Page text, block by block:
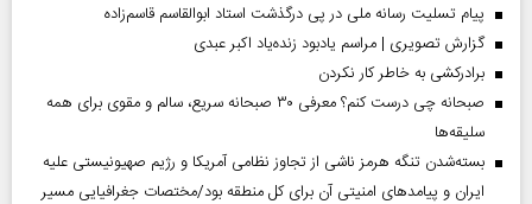
پیام تسلیت رسانه ملی در پی درگذشت استاد ابوالقاسم قاسم‌زاده
گزارش تصویری | مراسم یادبود زنده‌یاد اکبر عبدی
برادرکشی به خاطر کار نکردن
صبحانه چی درست کنم؟ معرفی ۳۰ صبحانه سریع، سالم و مقوی برای همه
سلیقه‌ها
بسته‌شدن تنگه هرمز ناشی از تجاوز نظامی آمریکا و رژیم صهیونیستی علیه
ایران و پیامد‌های امنیتی آن برای کل منطقه بود/مختصات جغرافیایی مسیر